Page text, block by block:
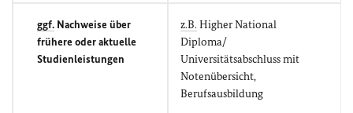
ggf. Nachweise über
frühere oder aktuelle
Studienleistungen
z.B. Higher National
Diploma/
Universitätsabschluss mit
Notenübersicht,
Berufsausbildung